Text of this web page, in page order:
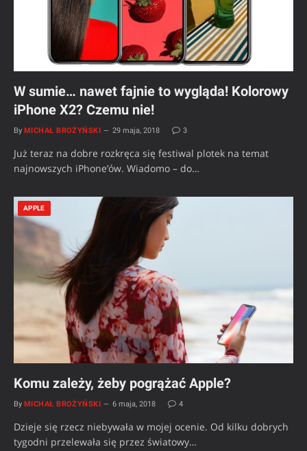
W sumie… nawet fajnie to wygląda! Kolorowy
iPhone X2? Czemu nie!
By MICHAŁ BROŻYŃSKI 29 maja, 2018 3
Już teraz na dobre rozkręca się festiwal plotek na temat
najnowszych iPhone’ów. Wiadomo – do…
APPLE
Komu zależy, żeby pogrążać Apple?
By MICHAŁ BROŻYŃSKI 6 maja, 2018 4
Dzieje się rzecz niebywała w mojej ocenie. Od kilku dobrych
tygodni przelewała się przez światowy…